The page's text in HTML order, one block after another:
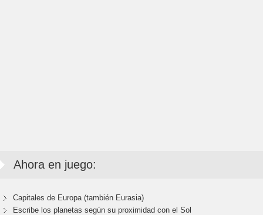
Ahora en juego:
Capitales de Europa (también Eurasia)
Escribe los planetas según su proximidad con el Sol